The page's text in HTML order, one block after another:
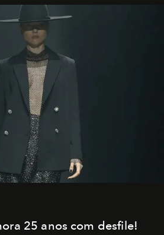
claro senso de missão na vida e
25 anos com desfile!